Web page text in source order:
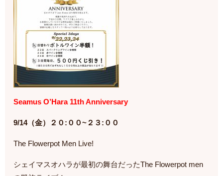
Seamus O’Hara 11th Anniversary
9/14（金）２０:００~２３:００
The Flowerpot Men Live!
シェイマスオハラが最初の舞台だったThe Flowerpot men